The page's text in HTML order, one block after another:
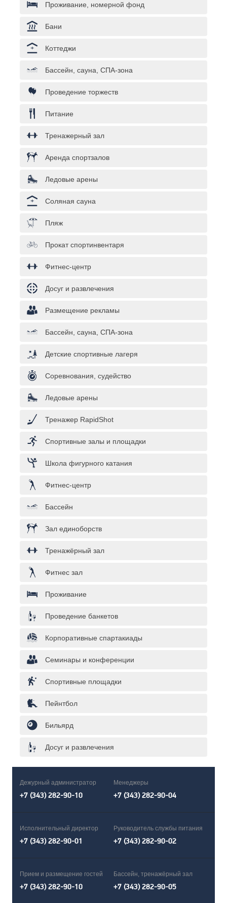
Проживание, номерной фонд
Бани
Коттеджи
Бассейн, сауна, СПА-зона
Проведение торжеств
Питание
Тренажерный зал
Аренда спортзалов
Ледовые арены
Соляная сауна
Пляж
Прокат спортинвентаря
Фитнес-центр
Досуг и развлечения
Размещение рекламы
Бассейн, сауна, СПА-зона
Детские спортивные лагеря
Соревнования, судейство
Ледовые арены
Тренажер RapidShot
Спортивные залы и площадки
Школа фигурного катания
Фитнес-центр
Бассейн
Зал единоборств
Тренажёрный зал
Фитнес зал
Проживание
Проведение банкетов
Корпоративные спартакиады
Семинары и конференции
Спортивные площадки
Пейнтбол
Бильярд
Досуг и развлечения
Дежурный администратор
+7 (343) 282-90-10
Менеджеры
+7 (343) 282-90-04
Исполнительный директор
+7 (343) 282-90-01
Руководитель службы питания
+7 (343) 282-90-02
Прием и размещение гостей
+7 (343) 282-90-10
Бассейн, тренажёрный зал
+7 (343) 282-90-05